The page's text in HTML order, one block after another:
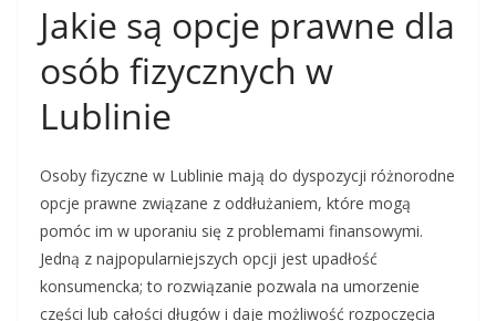
Jakie są opcje prawne dla
osób fizycznych w
Lublinie
Osoby fizyczne w Lublinie mają do dyspozycji różnorodne
opcje prawne związane z oddłużaniem, które mogą
pomóc im w uporaniu się z problemami finansowymi.
Jedną z najpopularniejszych opcji jest upadłość
konsumencka; to rozwiązanie pozwala na umorzenie
części lub całości długów i daje możliwość rozpoczęcia